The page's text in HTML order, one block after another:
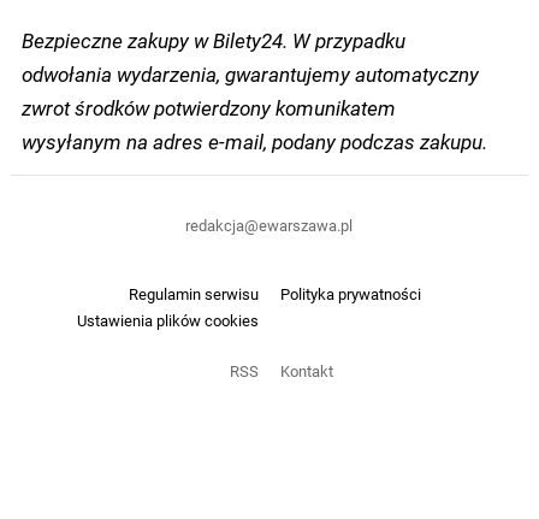
Bezpieczne zakupy w Bilety24. W przypadku
odwołania wydarzenia, gwarantujemy automatyczny
zwrot środków potwierdzony komunikatem
wysyłanym na adres e-mail, podany podczas zakupu.
Regulamin serwisu
Polityka prywatności
Ustawienia plików cookies
RSS Kontakt
redakcja@ewarszawa.pl